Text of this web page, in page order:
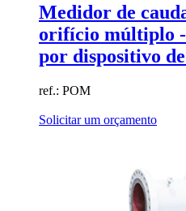
Medidor de
orifício múltiplo -
por dispositivo
ref.: POM
Solicitar um orçamento